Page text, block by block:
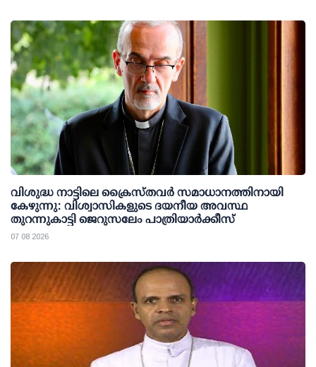
വിശുദ്ധ നാട്ടിലെ ക്രൈസ്തവർ സമാധാനത്തിനായി
കേഴുന്നു: വിശ്വാസികളുടെ ദയനീയ അവസ്ഥ
തുറന്നുകാട്ടി ജെറുസലേം പാത്രിയാർക്കീസ്
07 08 2026